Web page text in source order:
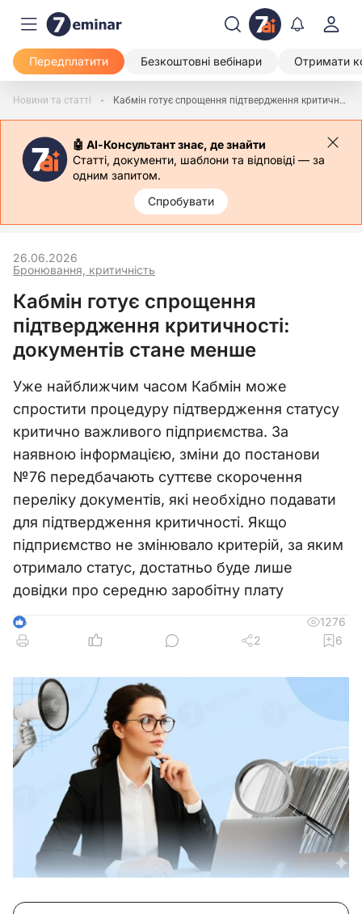
Передплатити Безкоштовні вебінари Отримати
Новини та статті Кабмін готує спрощення підтвердження критичності: документів стане менше
🤖 АІ-Консультант знає, де знайти
Статті, документи, шаблони та відповіді — за
одним запитом.
Спробувати
Бронювання, критичність
26.06.2026
Кабмін готує спрощення
підтвердження критичності:
документів стане менше
Уже найближчим часом Кабмін може
спростити процедуру підтвердження статусу
критично важливого підприємства. За
наявною інформацією, зміни до постанови
№76 передбачають суттєве скорочення
переліку документів, які необхідно подавати
для підтвердження критичності. Якщо
підприємство не змінювало критерій, за яким
отримало статус, достатньо буде лише
довідки про середню заробітну плату
6
1276
2
6